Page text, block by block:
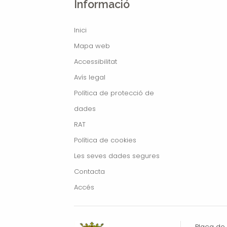
Informació
Inici
Mapa web
Accessibilitat
Avís legal
Política de protecció de
dades
RAT
Política de cookies
Les seves dades segures
Contacta
Accés